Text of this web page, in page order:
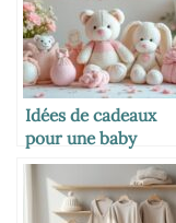
Idées de cadeaux
pour une baby
shower réussie